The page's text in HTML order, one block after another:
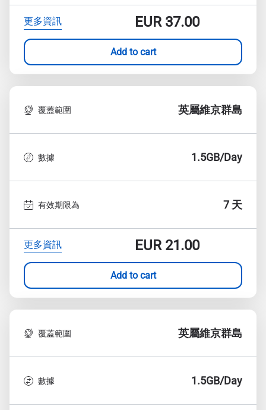
更多資訊 EUR37.00
Add to cart
覆蓋範圍 英屬維京群島
數據 1.5GB/Day
有效期限為 7 天
更多資訊 EUR21.00
Add to cart
覆蓋範圍 英屬維京群島
數據 1.5GB/Day